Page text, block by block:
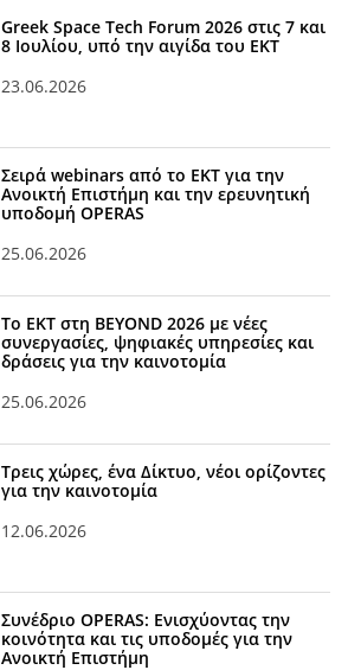
Greek Space Tech Forum 2026 στις 7 και
8 Ιουλίου, υπό την αιγίδα του ΕΚΤ
23.06.2026
Σειρά webinars από το ΕΚΤ για την
Ανοικτή Επιστήμη και την ερευνητική
υποδομή OPERAS
25.06.2026
Το ΕΚΤ στη BEYOND 2026 με νέες
συνεργασίες, ψηφιακές υπηρεσίες και
δράσεις για την καινοτομία
25.06.2026
Τρεις χώρες, ένα Δίκτυο, νέοι ορίζοντες
για την καινοτομία
12.06.2026
Συνέδριο OPERAS: Ενισχύοντας την
κοινότητα και τις υποδομές για την
Ανοικτή Επιστήμη